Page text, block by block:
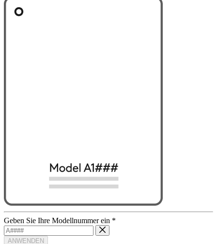
Geben Sie Ihre Modellnummer ein *
ANWENDEN